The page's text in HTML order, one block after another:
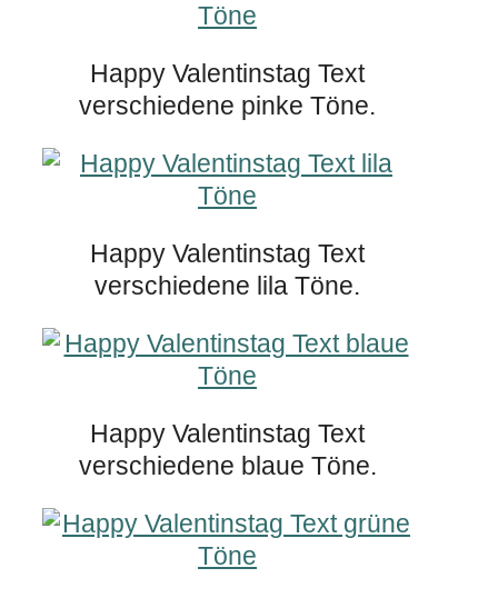
Happy Valentinstag Text
verschiedene pinke Töne.
Happy Valentinstag Text
verschiedene lila Töne.
Happy Valentinstag Text
verschiedene blaue Töne.